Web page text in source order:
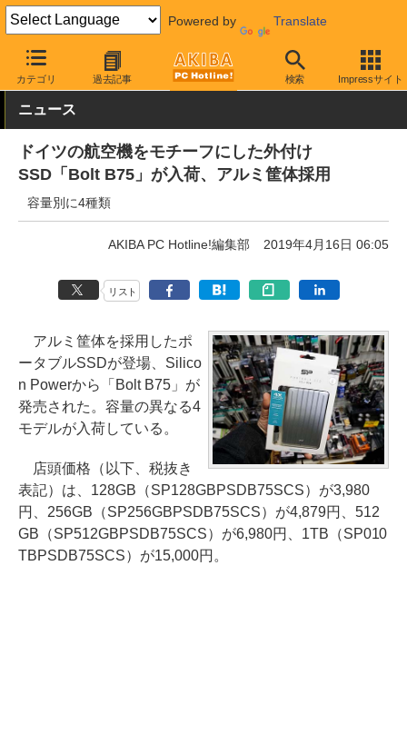
Powered by Translate
カテゴリ 過去記事 検索 Impressサイト
AKIBA PC Hotline! PCパーツ SSD SiliconPower
ニュース
ドイツの航空機をモチーフにした外付け
SSD「Bolt B75」が入荷、アルミ筐体採用
容量別に4種類
AKIBA PC Hotline!編集部 2019年4月16日 06:05
リスト
アルミ筐体を採用したポ
ータブルSSDが登場、Silico
n Powerから「Bolt B75」が
発売された。容量の異なる4
モデルが入荷している。
店頭価格（以下、税抜き
表記）は、128GB（SP128GBPSDB75SCS）が3,980
円、256GB（SP256GBPSDB75SCS）が4,879円、512
GB（SP512GBPSDB75SCS）が6,980円、1TB（SP010
TBPSDB75SCS）が15,000円。